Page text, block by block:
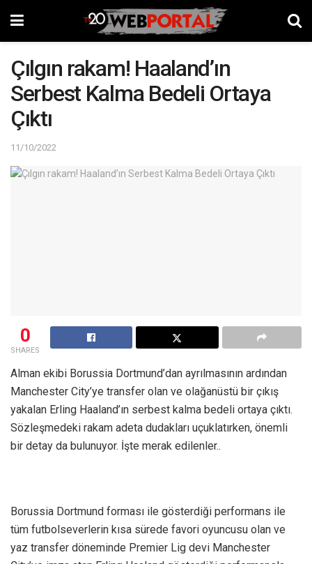
Çılgın rakam! Haaland’ın
Serbest Kalma Bedeli Ortaya
Çıktı
11/10/2022
0
SHARES
Alman ekibi Borussia Dortmund’dan ayrılmasının ardından
Manchester City’ye transfer olan ve olağanüstü bir çıkış
yakalan Erling Haaland’ın serbest kalma bedeli ortaya çıktı.
Sözleşmedeki rakam adeta dudakları uçuklatırken, önemli
bir detay da bulunuyor. İşte merak edilenler..
Borussia Dortmund forması ile gösterdiği performans ile
tüm futbolseverlerin kısa sürede favori oyuncusu olan ve
yaz transfer döneminde Premier Lig devi Manchester